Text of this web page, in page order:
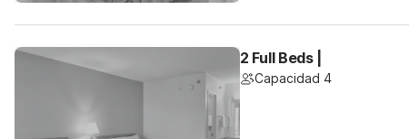
2 Full Beds |
Capacidad 4